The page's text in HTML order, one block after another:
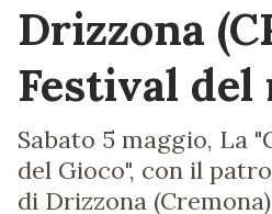
Drizzona
Festival del
Sabato 5 maggio, La
del Gioco", con il
di Drizzona